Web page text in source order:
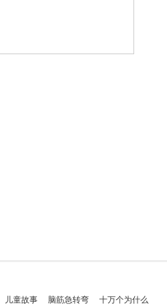
儿童故事 脑筋急转弯 十万个为什么